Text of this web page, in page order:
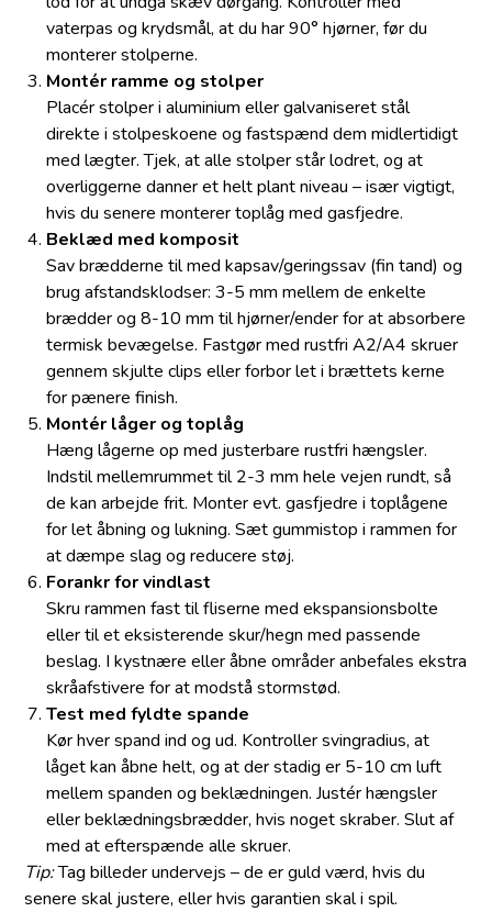
vaterpas og krydsmål, at du har 90° hjørner, før du
monterer stolperne.
Montér ramme og stolper
Placér stolper i aluminium eller galvaniseret stål
direkte i stolpeskoene og fastspænd dem midlertidigt
med lægter. Tjek, at alle stolper står lodret, og at
overliggerne danner et helt plant niveau – især vigtigt,
hvis du senere monterer toplåg med gasfjedre.
Beklæd med komposit
Sav brædderne til med kapsav/geringssav (fin tand) og
brug afstandsklodser: 3-5 mm mellem de enkelte
brædder og 8-10 mm til hjørner/ender for at absorbere
termisk bevægelse. Fastgør med rustfri A2/A4 skruer
gennem skjulte clips eller forbor let i brættets kerne
for pænere finish.
Montér låger og toplåg
Hæng lågerne op med justerbare rustfri hængsler.
Indstil mellemrummet til 2-3 mm hele vejen rundt, så
de kan arbejde frit. Monter evt. gasfjedre i toplågene
for let åbning og lukning. Sæt gummistop i rammen for
at dæmpe slag og reducere støj.
Forankr for vindlast
Skru rammen fast til fliserne med ekspansionsbolte
eller til et eksisterende skur/hegn med passende
beslag. I kystnære eller åbne områder anbefales ekstra
skråafstivere for at modstå stormstød.
Test med fyldte spande
Kør hver spand ind og ud. Kontroller svingradius, at
låget kan åbne helt, og at der stadig er 5-10 cm luft
mellem spanden og beklædningen. Justér hængsler
eller beklædningsbrædder, hvis noget skraber. Slut af
med at efterspænde alle skruer.
Tip:Tag billeder undervejs – de er guld værd, hvis du
senere skal justere, eller hvis garantien skal i spil.